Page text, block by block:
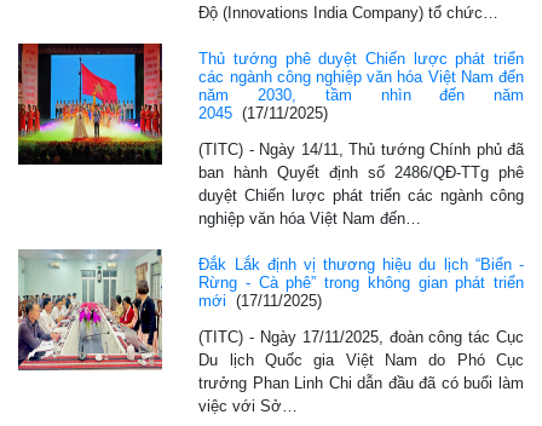
Độ (Innovations India Company) tổ chức…
Thủ tướng phê duyệt Chiến lược phát triển
các ngành công nghiệp văn hóa Việt Nam đến
năm 2030, tầm nhìn đến năm
2045 (17/11/2025)
(TITC) - Ngày 14/11, Thủ tướng Chính phủ đã
ban hành Quyết định số 2486/QĐ-TTg phê
duyệt Chiến lược phát triển các ngành công
nghiệp văn hóa Việt Nam đến…
Đắk Lắk định vị thương hiệu du lịch “Biển -
Rừng - Cà phê” trong không gian phát triển
mới
(17/11/2025)
(TITC) - Ngày 17/11/2025, đoàn công tác Cục
Du lịch Quốc gia Việt Nam do Phó Cục
trưởng Phan Linh Chi dẫn đầu đã có buổi làm
việc với Sở…